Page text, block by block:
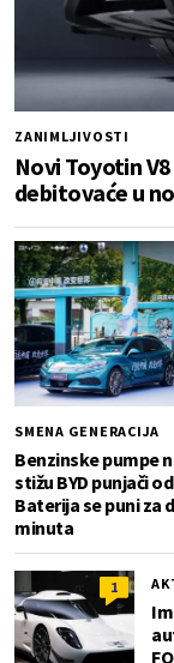
ZANIMLJIVOSTI
Novi Toyotin
debitovaće u
SMENA GENERACIJA
Benzinske pumpe
stižu BYD punjači
Baterija se puni za
minuta
1